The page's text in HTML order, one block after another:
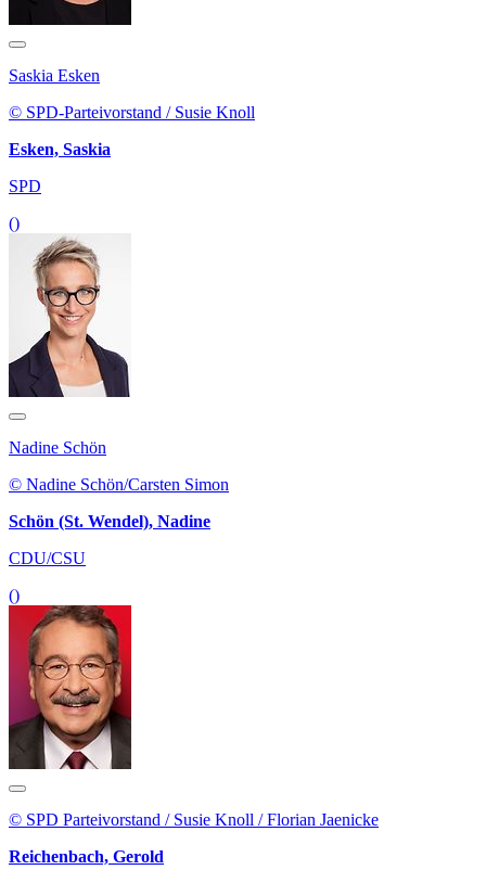
Saskia Esken
© SPD-Parteivorstand / Susie Knoll
Esken, Saskia
SPD
()
Nadine Schön
© Nadine Schön/Carsten Simon
Schön (St. Wendel), Nadine
CDU/CSU
()
© SPD Parteivorstand / Susie Knoll / Florian Jaenicke
Reichenbach, Gerold